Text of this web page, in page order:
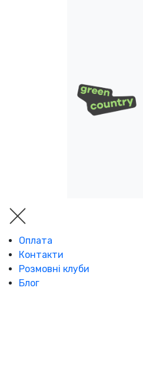
Оплата
Контакти
Розмовні клуби
Блог